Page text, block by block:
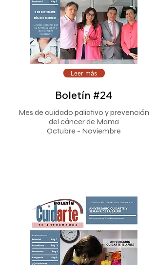
Leer más
Boletín #24
Mes de cuidado paliativo y prevención
del cáncer de Mama
Octubre - Noviembre